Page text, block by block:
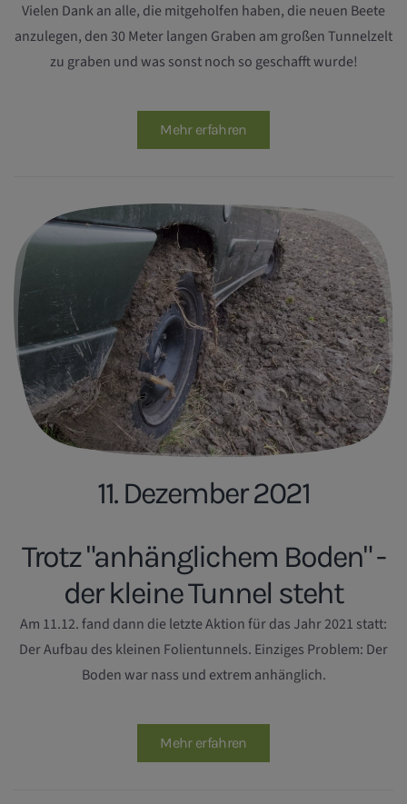
Vielen Dank an alle, die mitgeholfen haben, die neuen Beete
anzulegen, den 30 Meter langen Graben am großen Tunnelzelt
zu graben und was sonst noch so geschafft wurde!
Mehr erfahren
11. Dezember 2021
Trotz "anhänglichem Boden" -
der kleine Tunnel steht
Am 11.12. fand dann die letzte Aktion für das Jahr 2021 statt:
Der Aufbau des kleinen Folientunnels. Einziges Problem: Der
Boden war nass und extrem anhänglich.
Mehr erfahren